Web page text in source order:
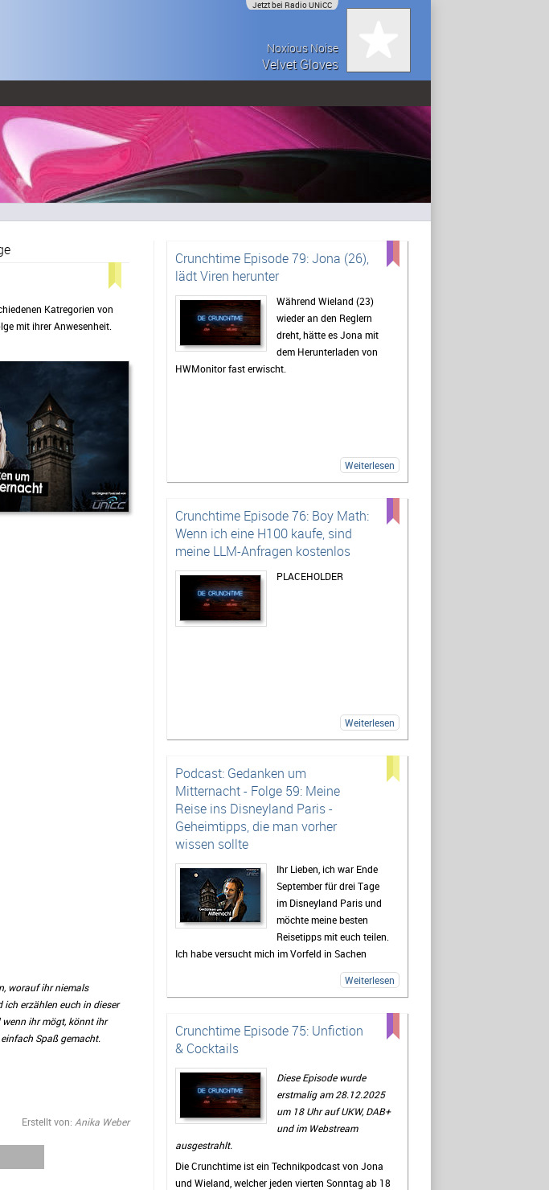
Jetzt bei Radio UNiCC
Noxious Noise
Velvet Gloves
Katregorien von
mit ihrer Anwesenheit.
worauf ihr niemals
erzählen euch in dieser
ihr mögt, könnt ihr
Spaß gemacht.
Erstellt von: Anika Weber
Crunchtime Episode 79: Jona (26),
lädt Viren herunter
Während Wieland (23)
wieder an den Reglern
dreht, hätte es Jona mit
dem Herunterladen von
HWMonitor fast erwischt.
Weiterlesen
Crunchtime Episode 76: Boy Math:
Wenn ich eine H100 kaufe, sind
meine LLM-Anfragen kostenlos
PLACEHOLDER
Weiterlesen
Podcast: Gedanken um
Mitternacht - Folge 59: Meine
Reise ins Disneyland Paris -
Geheimtipps, die man vorher
wissen sollte
Ihr Lieben, ich war Ende
September für drei Tage
im Disneyland Paris und
möchte meine besten
Reisetipps mit euch teilen.
Ich habe versucht mich im Vorfeld in Sachen
Hotels, Anreise, Good-To-Know-Facts zu belesen,
aber habe immer nicht wirklich viel gefunden und
Hier bekommt ihr einen Rundumblick über beide
Parks, alle Hotels, Tipps für Restaurants, die
Paraden und vieles mehr.
Weiterlesen
Crunchtime Episode 75: Unfiction
& Cocktails
Diese Episode wurde
erstmalig am 28.12.2025
um 18 Uhr auf UKW, DAB+
und im Webstream
ausgestrahlt.
Die Crunchtime ist ein Technikpodcast von Jona
und Wieland, welcher jeden vierten Sonntag ab 18